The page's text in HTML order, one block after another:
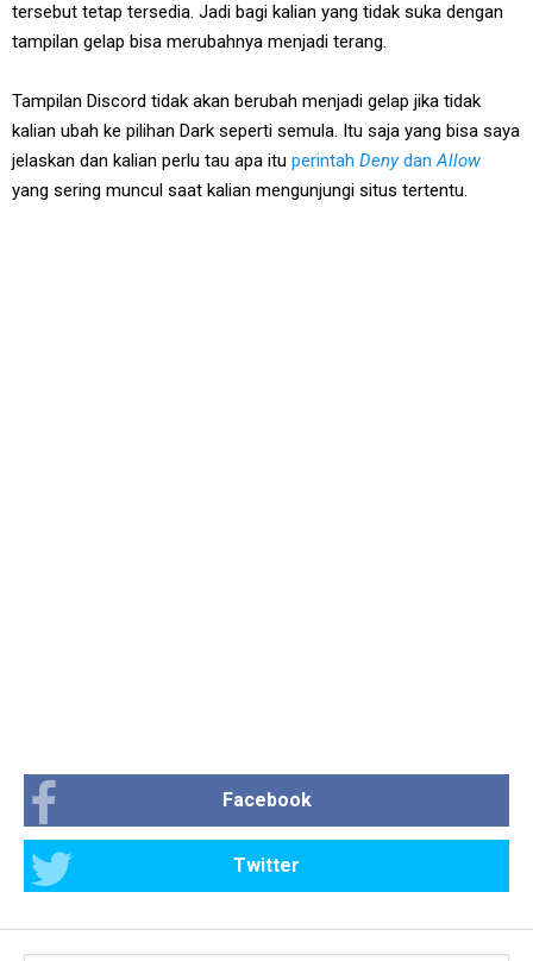
tersebut tetap tersedia. Jadi bagi kalian yang tidak suka dengan
tampilan gelap bisa merubahnya menjadi terang.
Tampilan Discord tidak akan berubah menjadi gelap jika tidak
kalian ubah ke pilihan Dark seperti semula. Itu saja yang bisa saya
jelaskan dan kalian perlu tau apa itu perintah DenydanAllow
yang sering muncul saat kalian mengunjungi situs tertentu.
Facebook
Twitter